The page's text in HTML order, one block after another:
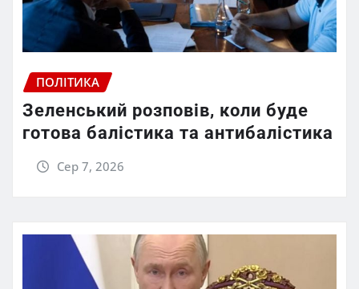
ПОЛІТИКА
Зеленський розповів, коли буде
готова балістика та антибалістика
Сер 7, 2026